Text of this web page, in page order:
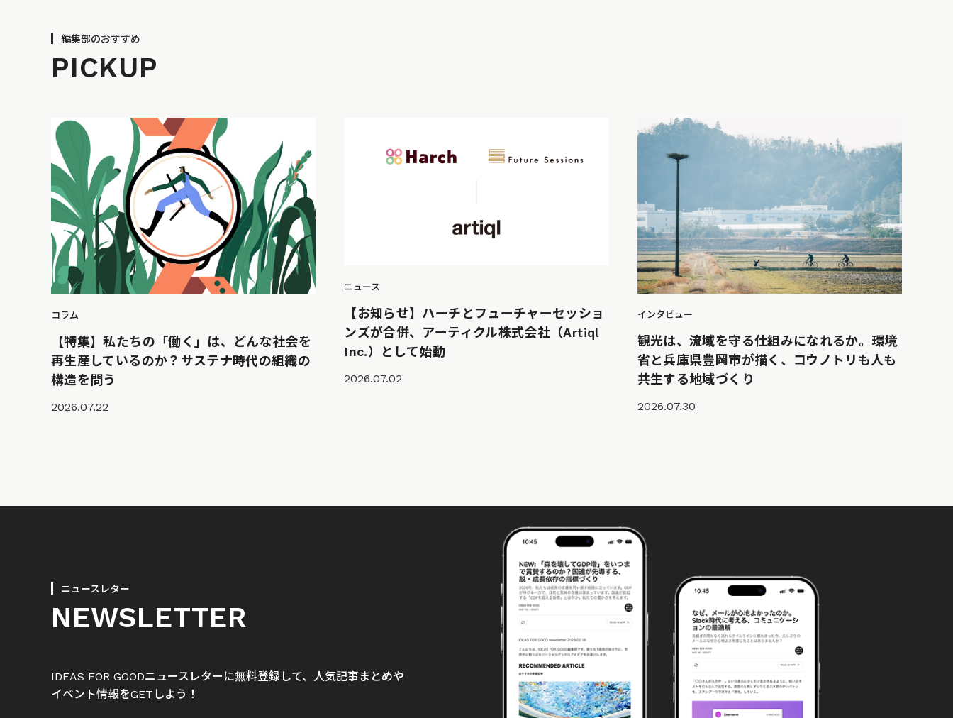
編集部のおすすめ
PICKUP
コラム
【特集】私たちの「働く」は、どんな社会を
再生産しているのか？サステナ時代の組織の
構造を問う
2026.07.22
ニュース
【お知らせ】ハーチとフューチャーセッショ
ンズが合併、アーティクル株式会社（Artiql
Inc.）として始動
2026.07.02
インタビュー
観光は、流域を守る仕組みになれるか。環境
省と兵庫県豊岡市が描く、コウノトリも人も
共生する地域づくり
2026.07.30
ニュースレター
NEWSLETTER
IDEAS FOR GOODニュースレターに無料登録して、人気記事まとめや
イベント情報をGETしよう！